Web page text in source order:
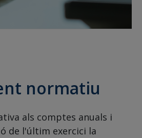
normatiu
als comptes anuals i
de l'últim exercici la